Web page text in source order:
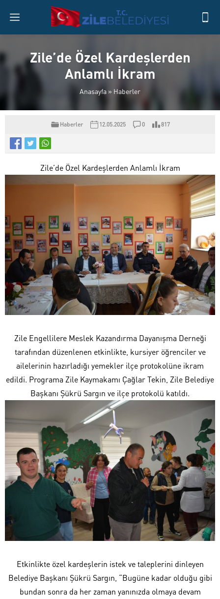
Zile’de Özel Kardeşlerden
Anlamlı İkram
Anasayfa » Haberler
Haberler 12.05.2025 0 817
Zile’de Özel Kardeşlerden Anlamlı İkram
Zile Engellilere Meslek Kazandırma Dayanışma Derneği
tarafından düzenlenen etkinlikte, kursiyer öğrenciler ve
ailelerinin hazırladığı yemekler ilçe protokolüne ikram
edildi. Programa Zile Kaymakamı Çağlar Tekin, Zile Belediye
Başkanı Şükrü Sargın ve ilçe protokolü katıldı.
Etkinlikte özel kardeşlerin istek ve taleplerini dinleyen
Belediye Başkanı Şükrü Sargın, “Bugüne kadar olduğu gibi
bundan sonra da her zaman yanınızda olmaya devam